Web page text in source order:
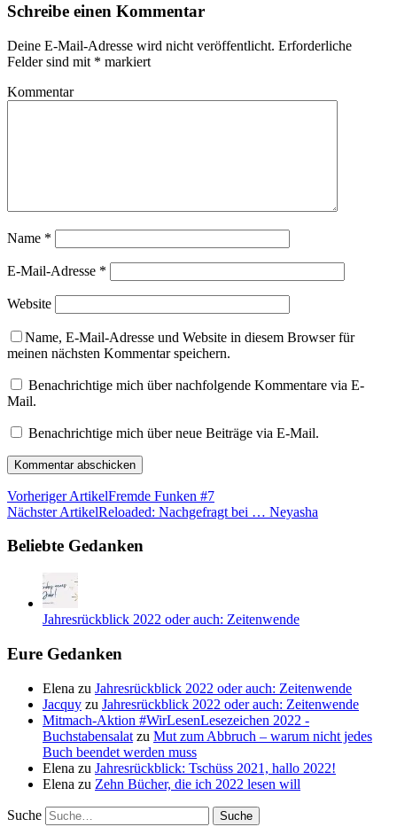
Schreibe einen Kommentar
Deine E-Mail-Adresse wird nicht veröffentlicht. Erforderliche
Felder sind mit * markiert
Kommentar
Name *
E-Mail-Adresse *
Website
Name, E-Mail-Adresse und Website in diesem Browser für
meinen nächsten Kommentar speichern.
Benachrichtige mich über nachfolgende Kommentare via E-
Mail.
Benachrichtige mich über neue Beiträge via E-Mail.
Vorheriger ArtikelFremde Funken #7
Nächster ArtikelReloaded: Nachgefragt bei … Neyasha
Beliebte Gedanken
Jahresrückblick 2022 oder auch: Zeitenwende
Eure Gedanken
Elena zu Jahresrückblick 2022 oder auch: Zeitenwende
Jacquy zu Jahresrückblick 2022 oder auch: Zeitenwende
Mitmach-Aktion #WirLesenLesezeichen 2022 -
Buchstabensalat zu Mut zum Abbruch – warum nicht jedes
Buch beendet werden muss
Elena zu Jahresrückblick: Tschüss 2021, hallo 2022!
Elena zu Zehn Bücher, die ich 2022 lesen will
Suche